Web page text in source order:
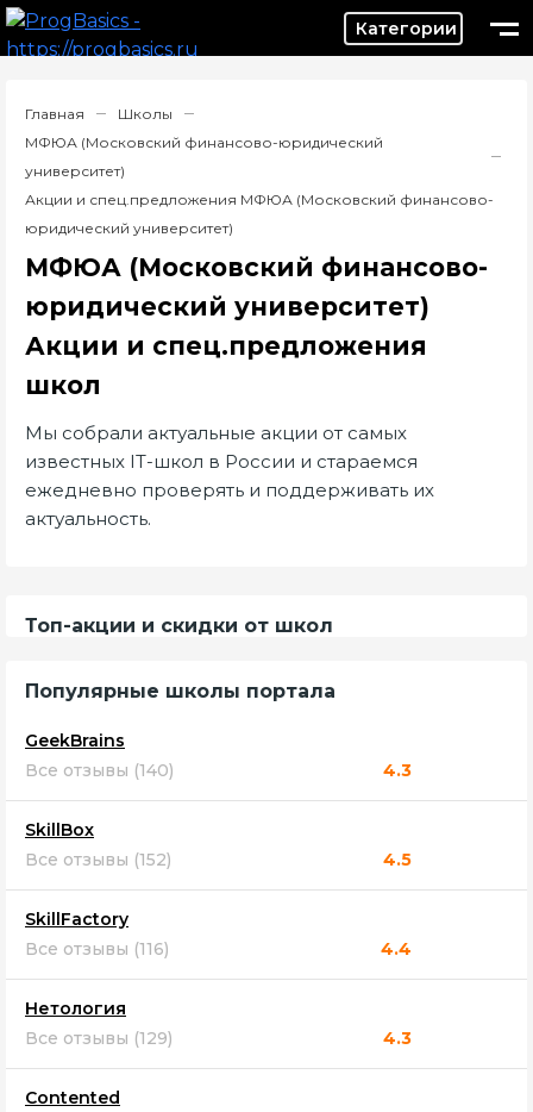
Главная
Школы
МФЮА (Московский финансово-юридический
университет)
Акции и спец.предложения МФЮА (Московский финансово-
юридический университет)
МФЮА (Московский финансово-
юридический университет)
Акции и спец.предложения
школ
Мы собрали актуальные акции от самых
известных IT-школ в России и стараемся
ежедневно проверять и поддерживать их
актуальность.
Топ-акции и скидки от школ
Популярные школы портала
GeekBrains
Все отзывы (140)
4.3
SkillBox
Все отзывы (152)
4.5
SkillFactory
Все отзывы (116)
4.4
Нетология
Все отзывы (129)
4.3
Contented